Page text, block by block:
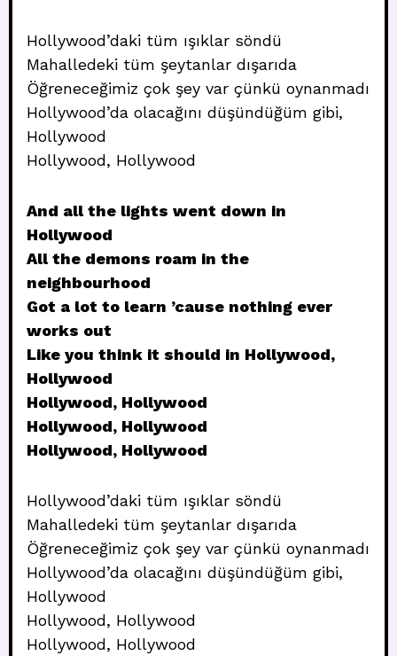
Hollywood’daki tüm ışıklar söndü
Mahalledeki tüm şeytanlar dışarıda
Öğreneceğimiz çok şey var çünkü oynanmadı
Hollywood’da olacağını düşündüğüm gibi,
Hollywood
Hollywood, Hollywood
And all the lights went down in
Hollywood
All the demons roam in the
neighbourhood
Got a lot to learn ’cause nothing ever
works out
Like you think it should in Hollywood,
Hollywood
Hollywood, Hollywood
Hollywood, Hollywood
Hollywood, Hollywood
Hollywood’daki tüm ışıklar söndü
Mahalledeki tüm şeytanlar dışarıda
Öğreneceğimiz çok şey var çünkü oynanmadı
Hollywood’da olacağını düşündüğüm gibi,
Hollywood
Hollywood, Hollywood
Hollywood, Hollywood